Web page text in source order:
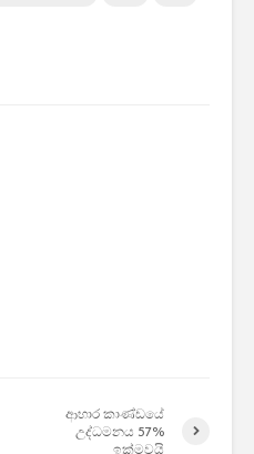
ආහාර කාණ්ඩයේ
උද්ධමනය 57%
ඉක්මවයි